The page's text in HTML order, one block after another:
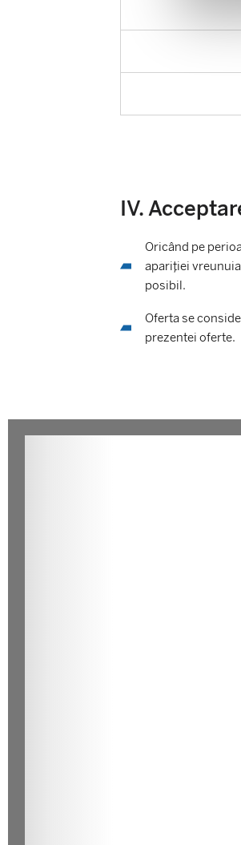
IV.
Oricând pe
apariției
posibil.
Oferta se
prezentei oferte.